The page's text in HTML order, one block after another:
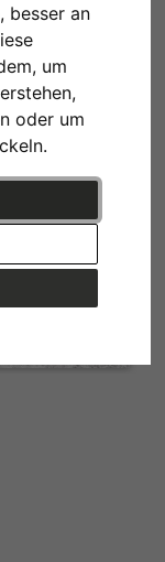
besser an
um
oder um